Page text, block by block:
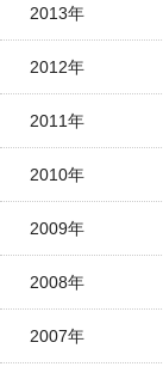
2013年
2012年
2011年
2010年
2009年
2008年
2007年